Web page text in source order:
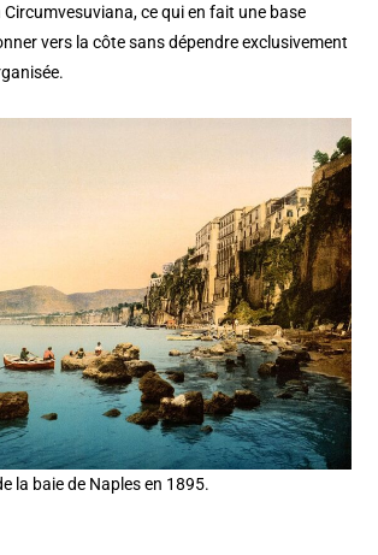
Circumvesuviana, ce qui en fait une base
vers la côte sans dépendre exclusivement
la baie de Naples en 1895.